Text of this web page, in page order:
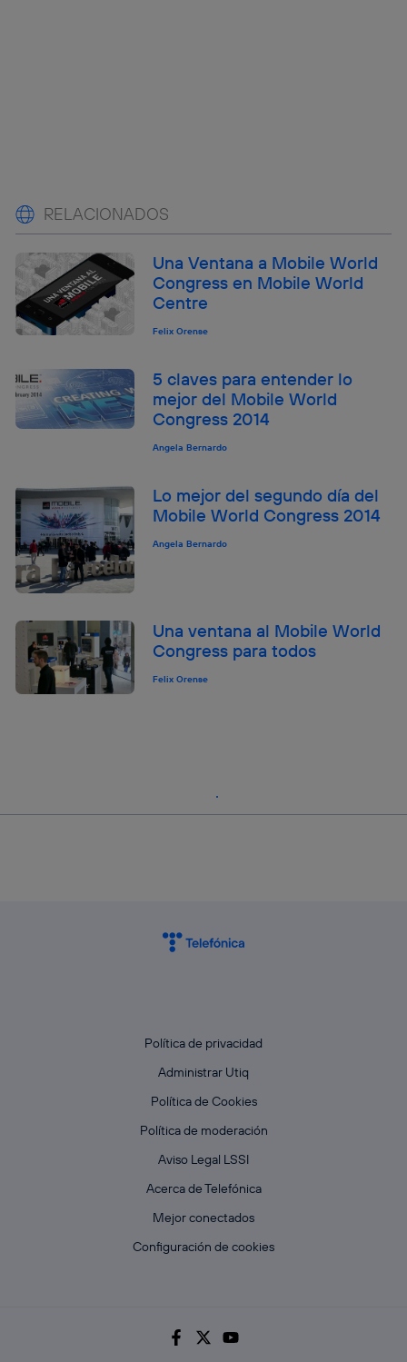
RELACIONADOS
Una Ventana a Mobile World
Congress en Mobile World
Centre
Felix Orense
5 claves para entender lo
mejor del Mobile World
Congress 2014
Angela Bernardo
Lo mejor del segundo día del
Mobile World Congress 2014
Angela Bernardo
Una ventana al Mobile World
Congress para todos
Felix Orense
Política de privacidad
Administrar Utiq
Política de Cookies
Política de moderación
Aviso Legal LSSI
Acerca de Telefónica
Mejor conectados
Configuración de cookies